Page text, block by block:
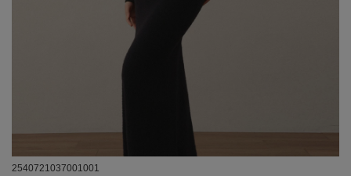
2540721037001001